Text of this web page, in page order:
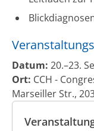
Datum: 20.–23.
Ort: CCH -
Marseiller Str.,